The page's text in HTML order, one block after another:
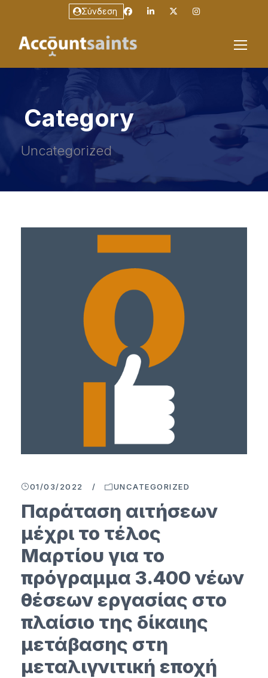
Σύνδεση
Category
Uncategorized
01/03/2022 / UNCATEGORIZED
Παράταση αιτήσεων
μέχρι το τέλος
Μαρτίου για το
πρόγραμμα 3.400 νέων
θέσεων εργασίας στο
πλαίσιο της δίκαιης
μετάβασης στη
μεταλιγνιτική εποχή